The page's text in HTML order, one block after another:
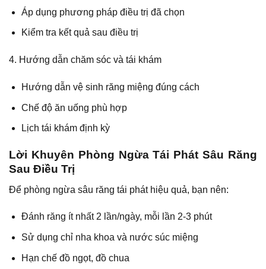
Áp dụng phương pháp điều trị đã chọn
Kiểm tra kết quả sau điều trị
4. Hướng dẫn chăm sóc và tái khám
Hướng dẫn vệ sinh răng miệng đúng cách
Chế độ ăn uống phù hợp
Lịch tái khám định kỳ
Lời Khuyên Phòng Ngừa Tái Phát Sâu Răng
Sau Điều Trị
Để phòng ngừa sâu răng tái phát hiệu quả, bạn nên:
Đánh răng ít nhất 2 lần/ngày, mỗi lần 2-3 phút
Sử dụng chỉ nha khoa và nước súc miệng
Hạn chế đồ ngọt, đồ chua